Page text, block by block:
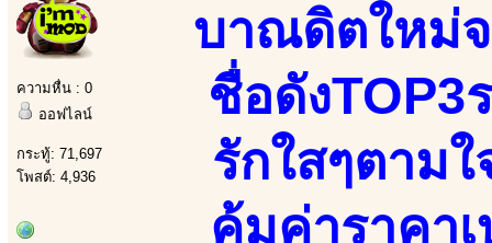
ความหื่น : 0
ออฟไลน์
กระทู้: 71,697
โพสต์: 4,936
บาณดิตใหม่
ชื่อดัง
รักใสๆตาม
คุ้มค่าราคา